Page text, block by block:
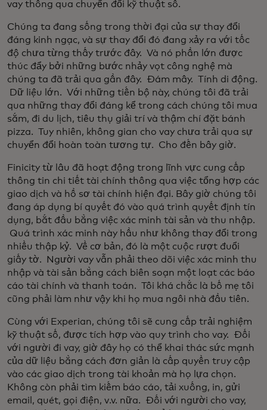
vay thông qua chuyển đổi kỹ thuật số.
Chúng ta đang sống trong thời đại của sự thay đổi
đáng kinh ngạc, và sự thay đổi đó đang xảy ra với tốc
độ chưa từng thấy trước đây. Và nó phần lớn được
thúc đẩy bởi những bước nhảy vọt công nghệ mà
chúng ta đã trải qua gần đây. Đám mây. Tính di động.
Dữ liệu lớn. Với những tiến bộ này, chúng tôi đã trải
qua những thay đổi đáng kể trong cách chúng tôi mua
sắm, đi du lịch, tiêu thụ giải trí và thậm chí đặt bánh
pizza. Tuy nhiên, không gian cho vay chưa trải qua sự
chuyển đổi hoàn toàn tương tự. Cho đến bây giờ.
Finicity từ lâu đã hoạt động trong lĩnh vực cung cấp
thông tin chi tiết tài chính thông qua việc tổng hợp các
giao dịch và hồ sơ tài chính hiện đại. Bây giờ chúng tôi
đang áp dụng bí quyết đó vào quá trình quyết định tín
dụng, bắt đầu bằng việc xác minh tài sản và thu nhập.
Quá trình xác minh này hầu như không thay đổi trong
nhiều thập kỷ. Về cơ bản, đó là một cuộc rượt đuổi
giấy tờ. Người vay vẫn phải theo dõi việc xác minh thu
nhập và tài sản bằng cách biên soạn một loạt các báo
cáo tài chính và thanh toán. Tôi khá chắc là bố mẹ tôi
cũng phải làm như vậy khi họ mua ngôi nhà đầu tiên.
Cùng với Experian, chúng tôi sẽ cung cấp trải nghiệm
kỹ thuật số, được tích hợp vào quy trình cho vay. Đối
với người đi vay, giờ đây họ có thể khai thác sức mạnh
của dữ liệu bằng cách đơn giản là cấp quyền truy cập
vào các giao dịch trong tài khoản mà họ lựa chọn.
Không còn phải tìm kiếm báo cáo, tải xuống, in, gửi
email, quét, gọi điện, v.v. nữa. Đối với người cho vay,